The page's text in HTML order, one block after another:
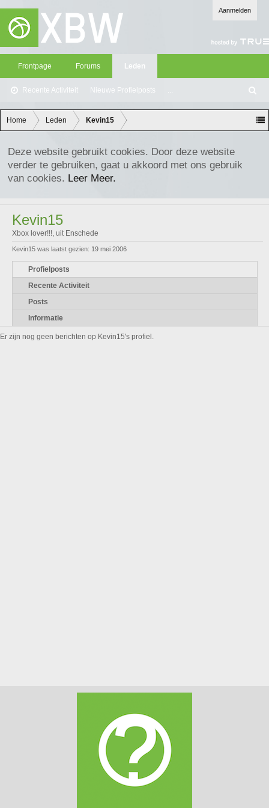
Aanmelden
Frontpage Forums Leden
Recente Activiteit Nieuwe Profielposts ...
oe
ke
n
Home Leden Kevin15
Deze website gebruikt cookies. Door deze website
verder te gebruiken, gaat u akkoord met ons gebruik
van cookies. Leer Meer.
Kevin15
Xbox lover!!!, uit Enschede
Kevin15 was laatst gezien: 19 mei 2006
Profielposts
Recente Activiteit
Posts
Informatie
Er zijn nog geen berichten op Kevin15's profiel.